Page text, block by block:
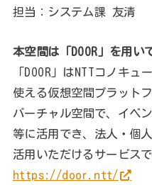
担当：システム課 友清
本空間は「DOOR」を用い
「DOOR」はNTTコノキュ
使える仮想空間プラット
バーチャル空間で、イベ
等に活用でき、法人・個
活用いただけるサービスで
https://door.ntt/